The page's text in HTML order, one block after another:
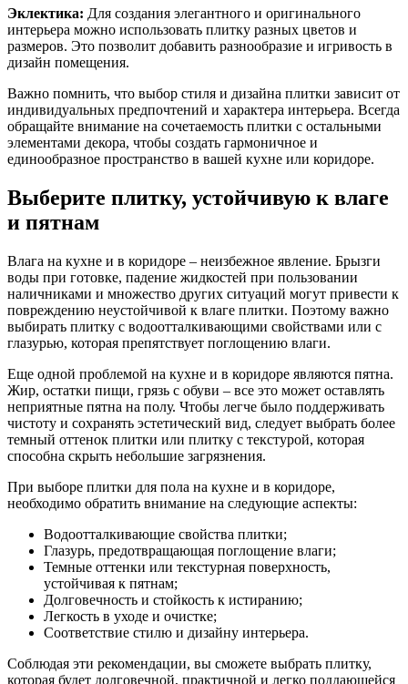
Эклектика: Для создания элегантного и оригинального
интерьера можно использовать плитку разных цветов и
размеров. Это позволит добавить разнообразие и игривость в
дизайн помещения.
Важно помнить, что выбор стиля и дизайна плитки зависит от
индивидуальных предпочтений и характера интерьера. Всегда
обращайте внимание на сочетаемость плитки с остальными
элементами декора, чтобы создать гармоничное и
единообразное пространство в вашей кухне или коридоре.
Выберите плитку, устойчивую к влаге
и пятнам
Влага на кухне и в коридоре – неизбежное явление. Брызги
воды при готовке, падение жидкостей при пользовании
наличниками и множество других ситуаций могут привести к
повреждению неустойчивой к влаге плитки. Поэтому важно
выбирать плитку с водоотталкивающими свойствами или с
глазурью, которая препятствует поглощению влаги.
Еще одной проблемой на кухне и в коридоре являются пятна.
Жир, остатки пищи, грязь с обуви – все это может оставлять
неприятные пятна на полу. Чтобы легче было поддерживать
чистоту и сохранять эстетический вид, следует выбрать более
темный оттенок плитки или плитку с текстурой, которая
способна скрыть небольшие загрязнения.
При выборе плитки для пола на кухне и в коридоре,
необходимо обратить внимание на следующие аспекты:
Водоотталкивающие свойства плитки;
Глазурь, предотвращающая поглощение влаги;
Темные оттенки или текстурная поверхность,
устойчивая к пятнам;
Долговечность и стойкость к истиранию;
Легкость в уходе и очистке;
Соответствие стилю и дизайну интерьера.
Соблюдая эти рекомендации, вы сможете выбрать плитку,
которая будет долговечной, практичной и легко поддающейся